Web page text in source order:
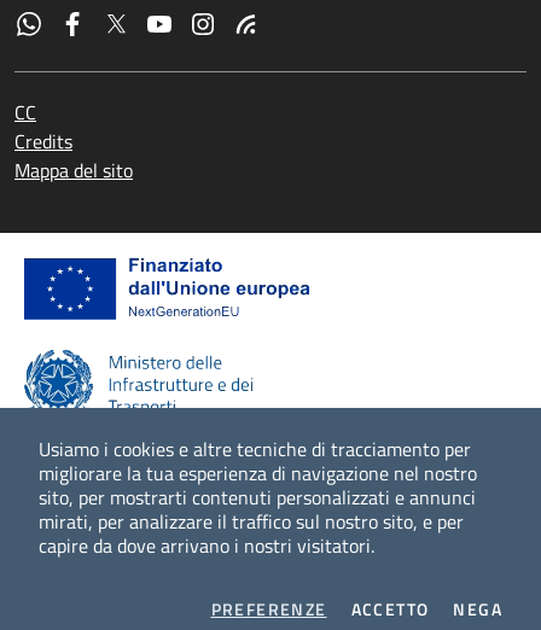
Usiamo i cookies e altre tecniche di tracciamento per
migliorare la tua esperienza di navigazione nel nostro
sito, per mostrarti contenuti personalizzati e annunci
mirati, per analizzare il traffico sul nostro sito, e per
capire da dove arrivano i nostri visitatori.
PREFERENZE COOKIES
ACCETTO I COOKIES
NEGAI
CC
Credits
Mappa del sito
Scopri di più